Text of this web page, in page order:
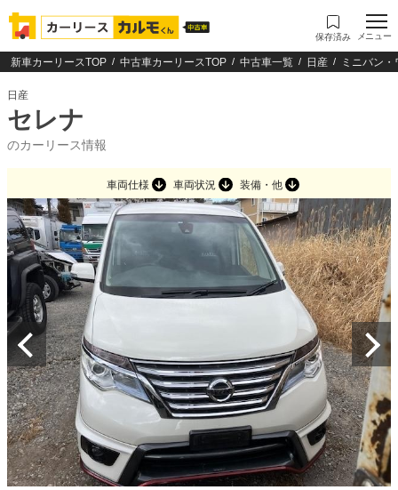
保存済み メニュー
新車カーリースTOP 中古車カーリースTOP 中古車一覧 日産 ミニバン・
日産
セレナ
のカーリース情報
車両仕様 車両状況 装備・他